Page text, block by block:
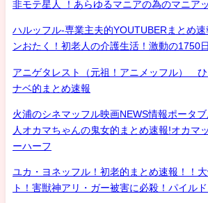
非モテ星人 ！あらゆるマニアの為のマニア
ハルッフル-専業主夫的YOUTUBERまとめ
ンおたく！初老人の介護生活！激動の1750日
アニゲタレスト（元祖！アニメッフル）
ナベ的まとめ速報
火浦のシネマッフル映画NEWS情報ポータ
人オカマちゃんの鬼女的まとめ速報!オカマ
ーハーフ
ユカ・ヨネッフル！初老的まとめ速報！！
ト！害獣神アリ・ガー被害に必殺！パイル